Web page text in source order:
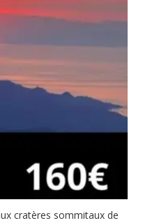
cratères sommitaux de